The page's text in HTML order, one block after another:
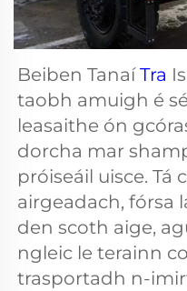
Beiben Tanaí Tra
taobh amuigh é
leasaithe ón
dorcha mar
próiseáil uisce. Tá
airgeadach, fórsa
den scoth aige,
ngleic le terainn
trasportadh n-